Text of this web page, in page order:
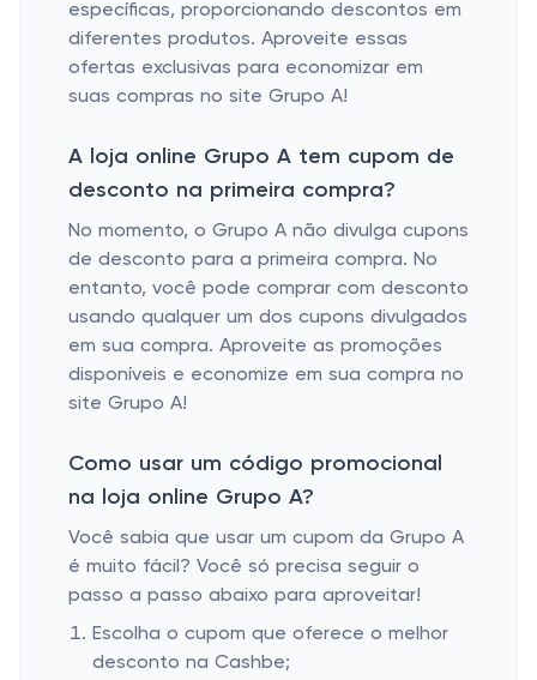
específicas, proporcionando descontos em
diferentes produtos. Aproveite essas
ofertas exclusivas para economizar em
suas compras no site Grupo A!
A loja online Grupo A tem cupom de
desconto na primeira compra?
No momento, o Grupo A não divulga cupons
de desconto para a primeira compra. No
entanto, você pode comprar com desconto
usando qualquer um dos cupons divulgados
em sua compra. Aproveite as promoções
disponíveis e economize em sua compra no
site Grupo A!
Como usar um código promocional
na loja online Grupo A?
Você sabia que usar um cupom da Grupo A
é muito fácil? Você só precisa seguir o
passo a passo abaixo para aproveitar!
Escolha o cupom que oferece o melhor
desconto na Cashbe;